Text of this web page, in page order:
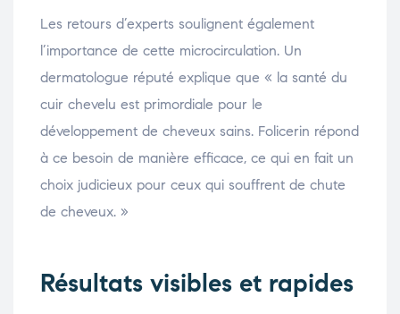
Les retours d’experts soulignent également
l’importance de cette microcirculation. Un
dermatologue réputé explique que « la santé du
cuir chevelu est primordiale pour le
développement de cheveux sains. Folicerin répond
à ce besoin de manière efficace, ce qui en fait un
choix judicieux pour ceux qui souffrent de chute
de cheveux. »
Résultats visibles et rapides